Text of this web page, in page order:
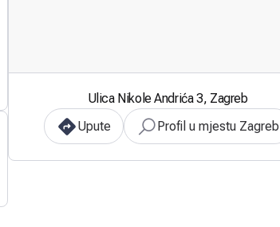
Ulica Nikole Andrića 3, Zagreb
Upute
Profil u mjestu Zagreb